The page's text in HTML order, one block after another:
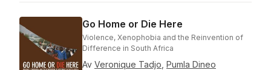
Go Home or Die Here
Violence, Xenophobia and the Reinvention of
Difference in South Africa
Av Veronique Tadjo Pumla Dineo